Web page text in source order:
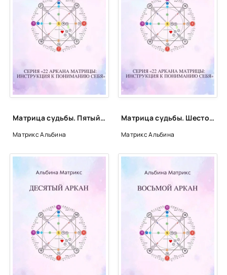
Матрица судьбы. Пятый аркан - Альбина Матрикс
Матрикс Альбина
Матрица судьбы. Шестой аркан - Альбина Матрикс
Матрикс Альбина